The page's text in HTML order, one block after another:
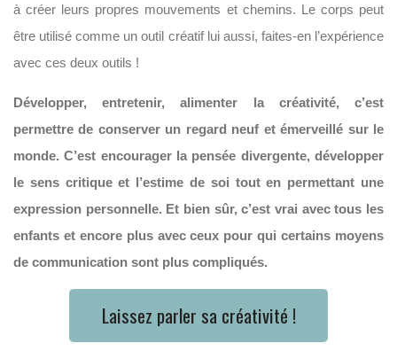
à créer leurs propres mouvements et chemins. Le corps peut
être utilisé comme un outil créatif lui aussi, faites-en l’expérience
avec ces deux outils !
Développer, entretenir, alimenter la créativité, c’est
permettre de conserver un regard neuf et émerveillé sur le
monde. C’est encourager la pensée divergente, développer
le sens critique et l’estime de soi tout en permettant une
expression personnelle. Et bien sûr, c’est vrai avec tous les
enfants et encore plus avec ceux pour qui certains moyens
de communication sont plus compliqués.
Laissez parler sa créativité !